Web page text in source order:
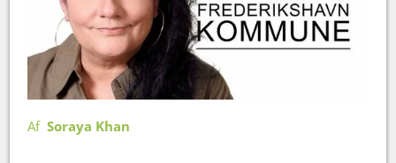
AfSoraya Khan